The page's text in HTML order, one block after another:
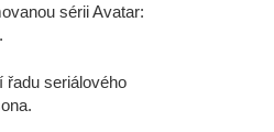
sérii Avatar:
řadu seriálového